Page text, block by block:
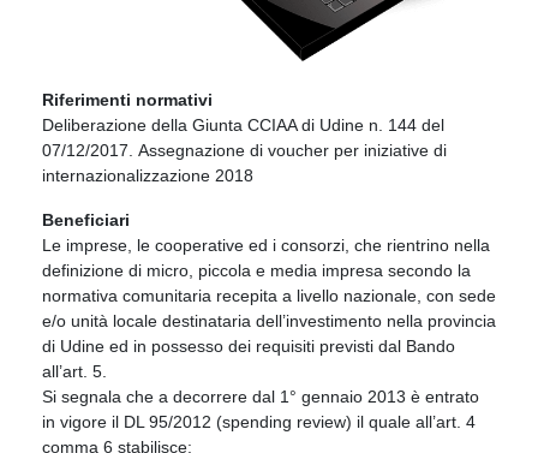
Riferimenti normativi
Deliberazione della Giunta CCIAA di Udine n. 144 del
07/12/2017. Assegnazione di voucher per iniziative di
internazionalizzazione 2018
Beneficiari
Le imprese, le cooperative ed i consorzi, che rientrino nella
definizione di micro, piccola e media impresa secondo la
normativa comunitaria recepita a livello nazionale, con sede
e/o unità locale destinataria dell’investimento nella provincia
di Udine ed in possesso dei requisiti previsti dal Bando
all’art. 5.
Si segnala che a decorrere dal 1° gennaio 2013 è entrato
in vigore il DL 95/2012 (spending review) il quale all’art. 4
comma 6 stabilisce: